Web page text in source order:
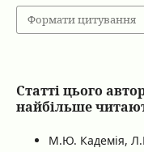
Формати цитування
Статті цього
найбільше
М.Ю. Кадемія,